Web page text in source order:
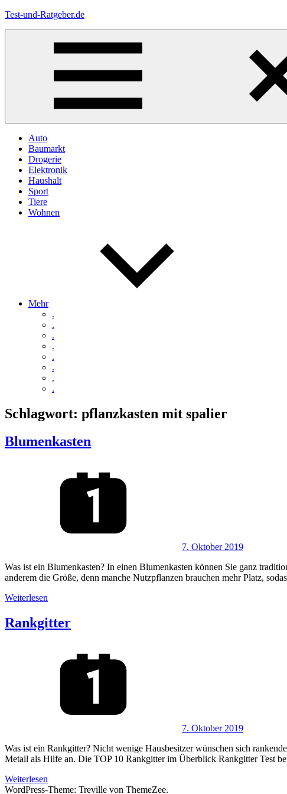
Zum
Test-und-Ratgeber.de
Menü
Auto
Baumarkt
Drogerie
Elektronik
Haushalt
Sport
Tiere
Wohnen
Mehr
.
.
.
.
.
.
.
.
Schlagwort: pflanzkasten mit spalier
Blumenkasten
7. Oktober 2019
Was ist ein Blumenkasten? In einen Blumenkasten können Sie ganz
anderem die Größe, denn manche Nutzpflanzen brauchen mehr Platz,
Weiterlesen
Rankgitter
7. Oktober 2019
Was ist ein Rankgitter? Nicht wenige Hausbesitzer wünschen sich
Metall als Hilfe an. Die TOP 10 Rankgitter im Überblick Rankgitter Test
Weiterlesen
WordPress-Theme: Treville von ThemeZee.